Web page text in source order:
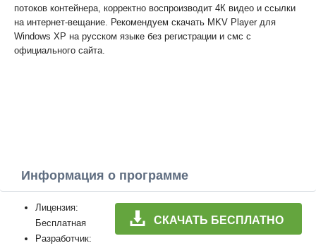
потоков контейнера, корректно воспроизводит 4К видео и ссылки
на интернет-вещание. Рекомендуем скачать MKV Player для
Windows XP на русском языке без регистрации и смс с
официального сайта.
Информация о программе
СКАЧАТЬ БЕСПЛАТНО
Лицензия:
Бесплатная
Разработчик: